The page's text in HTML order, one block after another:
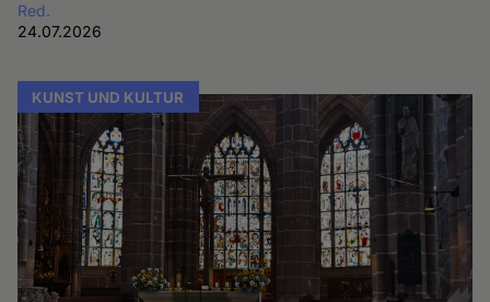
Red.
24.07.2026
KUNST UND KULTUR